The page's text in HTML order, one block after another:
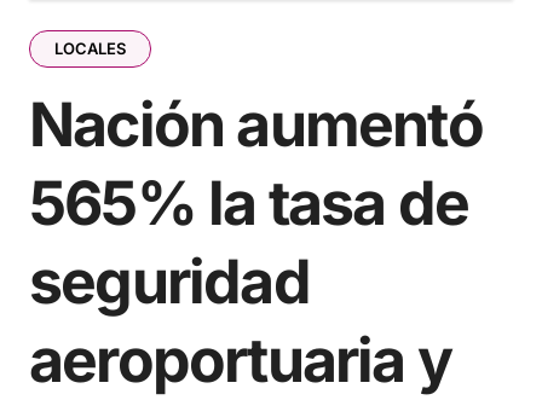
LOCALES
Nación aumentó
565% la tasa de
seguridad
aeroportuaria y